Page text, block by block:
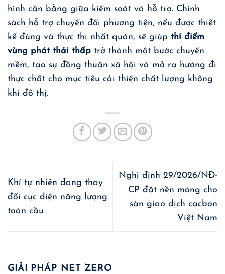
hình cân bằng giữa kiểm soát và hỗ trợ. Chính
sách hỗ trợ chuyển đổi phương tiện, nếu được thiết
kế đúng và thực thi nhất quán, sẽ giúp thí điểm
vùng phát thải thấp trở thành một bước chuyển
mềm, tạo sự đồng thuận xã hội và mở ra hướng đi
thực chất cho mục tiêu cải thiện chất lượng không
khí đô thị.
Khí tự nhiên đang thay
đổi cục diện năng lượng
toàn cầu
Nghị định 29/2026/NĐ-
CP đặt nền móng cho
sàn giao dịch cacbon
Việt Nam
GIẢI PHÁP NET ZERO